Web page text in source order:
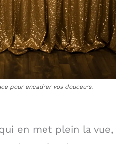
pour encadrer vos douceurs.
en met plein la vue,